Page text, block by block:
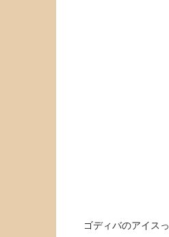
ゴディバのアイス